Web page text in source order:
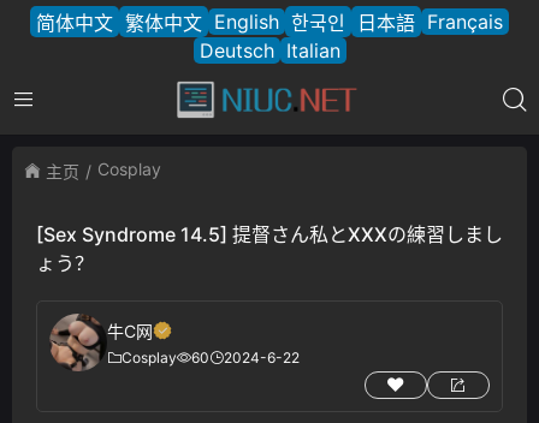
简体中文 繁体中文 English 한국인 日本語 Français
Deutsch Italian
主页 Cosplay
[Sex Syndrome 14.5] 提督さん私とXXXの練習しまし
ょう？
牛C网
Cosplay 60 2024-6-22